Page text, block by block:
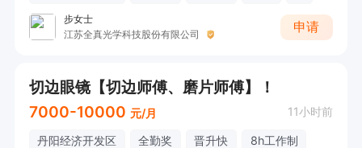
步女士
江苏全真光学科技股份有限公司
申请
切边眼镜【切边师傅、磨片师傅】！
7000-10000 元/月 11小时前
丹阳经济开发区 全勤奖 晋升快
8h工作制